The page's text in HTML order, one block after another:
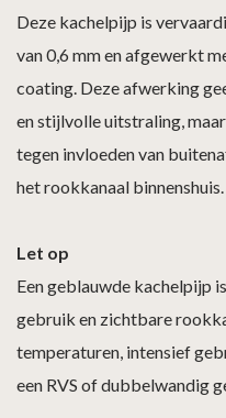
Deze kachelpijp is
van 0,6 mm en afgewerkt
coating. Deze afwerking
en stijlvolle uitstraling,
tegen invloeden van
het rookkanaal binnenshuis.
Let op
Een geblauwde kachelpijp
gebruik en zichtbare
temperaturen, intensief
een RVS of dubbelwandig